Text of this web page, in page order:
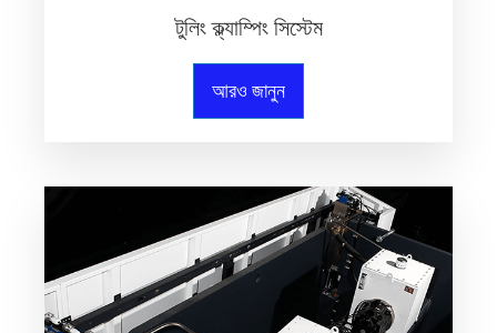
টুলিং ক্ল্যাম্পিং সিস্টেম
আরও জানুন